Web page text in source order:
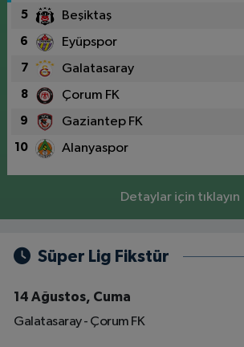
5 Beşiktaş
6 Eyüpspor
7 Galatasaray
8 Çorum FK
9 Gaziantep FK
10 Alanyaspor
Detaylar için tıklayın
Süper Lig Fikstür
14 Ağustos, Cuma
Galatasaray - Çorum FK